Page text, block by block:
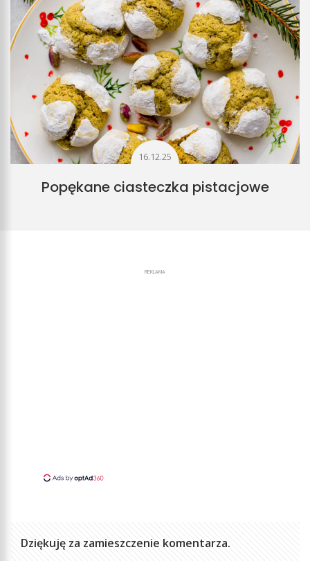
16.12.25
Popękane ciasteczka pistacjowe
REKLAMA
Dziękuję za zamieszczenie komentarza.